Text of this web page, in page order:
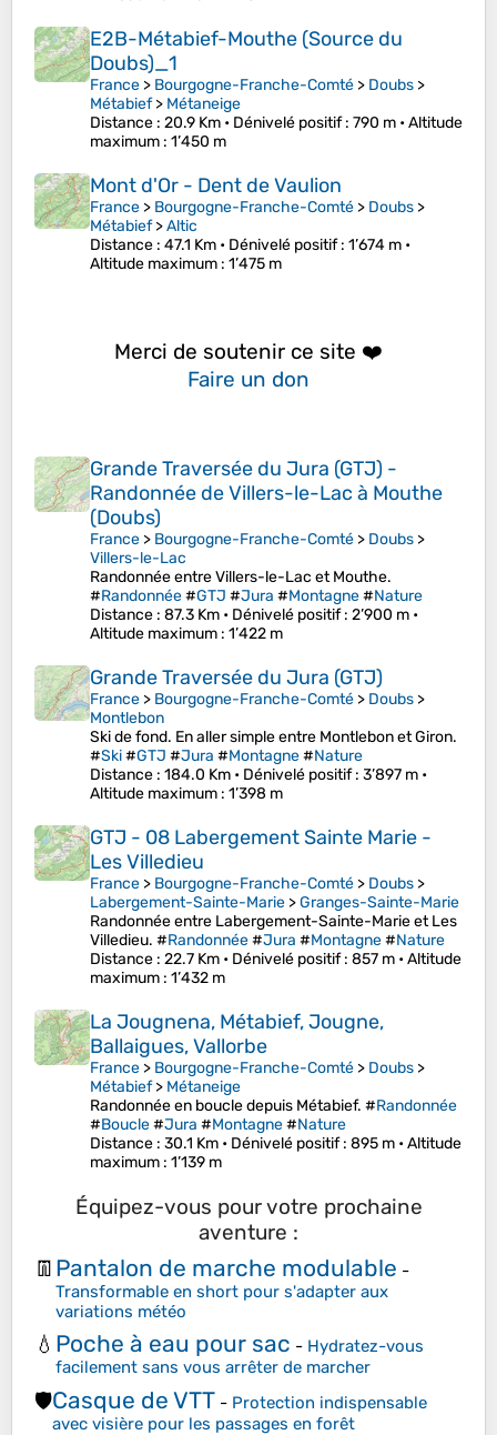
E2B-Métabief-Mouthe (Source du
Doubs)_1
France > Bourgogne-Franche-Comté > Doubs >
Métabief> Métaneige
Distance : 20.9 Km • Dénivelé positif: 790 m •Altitude
maximum : 1’450 m
Mont d'Or - Dent de Vaulion
France > Bourgogne-Franche-Comté > Doubs >
Métabief>Altic
Distance : 47.1 Km • Dénivelé positif: 1’674 m •
Altitude maximum : 1’475 m
Merci de soutenir ce site ❤️
Faire un don
Grande Traversée du Jura (GTJ) -
Randonnée de Villers-le-Lac à Mouthe
(Doubs)
France > Bourgogne-Franche-Comté > Doubs >
Villers-le-Lac
Randonnée entre Villers-le-Lac et Mouthe.
#Randonnée#GTJ #Jura #Montagne#Nature
Distance : 87.3 Km • Dénivelé positif: 2’900 m •
Altitude maximum : 1’422 m
Grande Traversée du Jura (GTJ)
France > Bourgogne-Franche-Comté > Doubs >
Montlebon
Ski de fond. En aller simple entre Montlebon et Giron.
#Ski#GTJ #Jura #Montagne#Nature
Distance : 184.0 Km • Dénivelé positif: 3’897 m •
Altitude maximum : 1’398 m
GTJ - 08 Labergement Sainte Marie -
Les Villedieu
France > Bourgogne-Franche-Comté > Doubs >
Labergement-Sainte-Marie >Granges-Sainte-Marie
Randonnée entre Labergement-Sainte-Marie et Les
Villedieu. #Randonnée#Jura #Montagne#Nature
Distance : 22.7 Km • Dénivelé positif: 857 m •Altitude
maximum : 1’432 m
La Jougnena, Métabief, Jougne,
Ballaigues, Vallorbe
France > Bourgogne-Franche-Comté > Doubs >
Métabief> Métaneige
Randonnée en boucle depuis Métabief. #Randonnée
#Boucle#Jura #Montagne#Nature
Distance : 30.1 Km • Dénivelé positif: 895 m •Altitude
maximum : 1’139 m
Équipez-vous pour votre prochaine
aventure :
👖 Pantalon de marche modulable -
Transformable en short pour s'adapter aux
variations météo
💧 Poche à eau pour sac - Hydratez-vous
facilement sans vous arrêter de marcher
🛡️Casque de VTT - Protection indispensable
avec visière pour les passages en forêt